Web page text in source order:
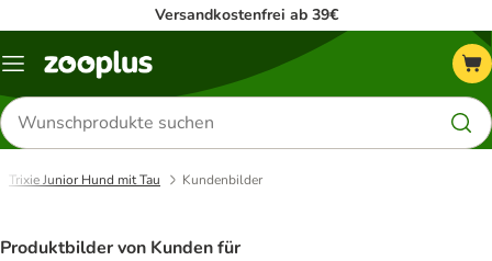
Versandkostenfrei ab 39€
Menü
Produkte
suchen
Trixie Junior Hund mit Tau Kundenbilder
Produktbilder von Kunden für